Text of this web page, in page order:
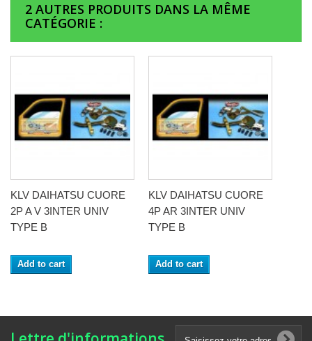
2 AUTRES PRODUITS DANS LA MÊME
CATÉGORIE :
KLV DAIHATSU CUORE
2P A V 3INTER UNIV
TYPE B
Add to cart
KLV DAIHATSU CUORE
4P AR 3INTER UNIV
TYPE B
Add to cart